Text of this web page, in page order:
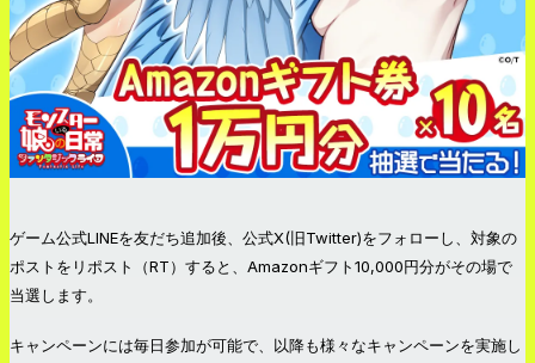
ゲーム公式LINEを友だち追加後、公式X(旧Twitter)をフォローし、対象の
ポストをリポスト（RT）すると、Amazonギフト10,000円分がその場で
当選します。
キャンペーンには毎日参加が可能で、以降も様々なキャンペーンを実施し